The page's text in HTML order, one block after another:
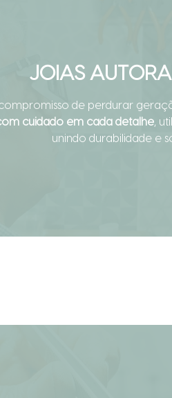
JOIAS
de perdurar
cuidado em cada detalhe,
unindo durabilidade e